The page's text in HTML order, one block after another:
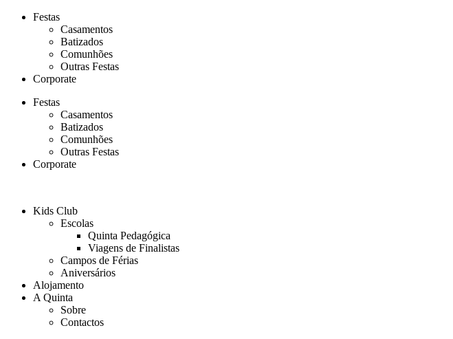
Festas
Casamentos
Batizados
Comunhões
Outras Festas
Corporate
Festas
Casamentos
Batizados
Comunhões
Outras Festas
Corporate
Kids Club
Escolas
Quinta Pedagógica
Viagens de Finalistas
Campos de Férias
Aniversários
Alojamento
A Quinta
Sobre
Contactos